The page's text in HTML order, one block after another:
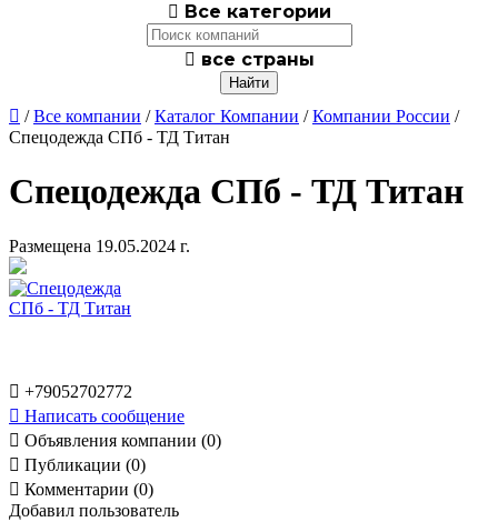
 Все категории
 все страны
 /Все компании /Каталог Компании /Компании России /
Спецодежда СПб - ТД Титан
Спецодежда СПб - ТД Титан
Размещена 19.05.2024 г.
 +79052702772
 Написать сообщение
 Объявления компании (0)
 Публикации (0)
 Комментарии (0)
Добавил пользователь